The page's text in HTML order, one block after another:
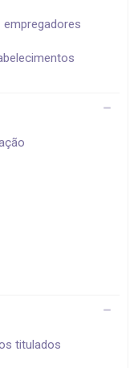
titulados